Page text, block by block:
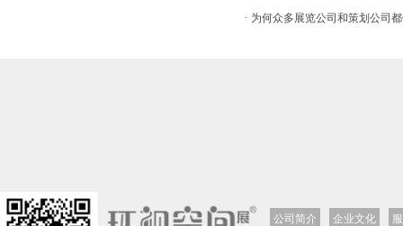
· 为何众多展览公司和策划公司
公司简介 企业文化